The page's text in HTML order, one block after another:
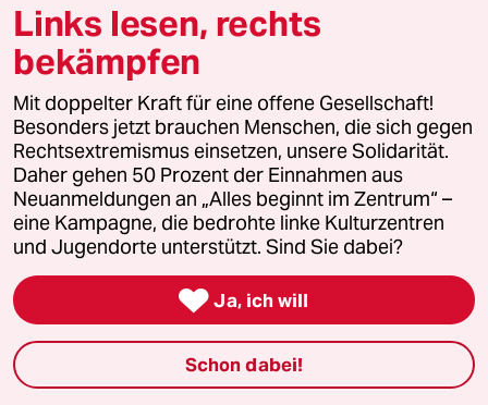
Jetzt bestellen
1 Kommentar Neueste /Älteste
Die Kommentarfunktion unter diesem Artikel ist
geschlossen.
Wir öffnen die Kommentarspalte bei ausgewählten
Artikeln für etwa drei Tage –hier sind sie zu finden.
einloggen
Links lesen, rechts
bekämpfen
Mit doppelter Kraft für eine offene Gesellschaft!
Besonders jetzt brauchen Menschen, die sich gegen
Rechtsextremismus einsetzen, unsere Solidarität.
Daher gehen 50 Prozent der Einnahmen aus
Neuanmeldungen an „Alles beginnt im Zentrum“ –
eine Kampagne, die bedrohte linke Kulturzentren
und Jugendorte unterstützt. Sind Sie dabei?
 Ja, ich will
Schon dabei!